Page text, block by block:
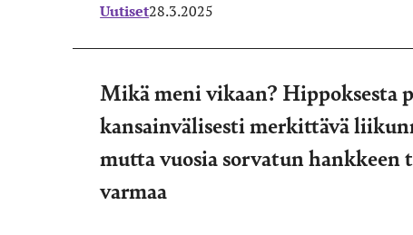
Uutiset28.3.2025
Mikä meni vikaan? Hippoksesta
kansainvälisesti merkittävä
mutta vuosia sorvatun
varmaa